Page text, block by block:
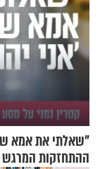
"שאלתי את אמא
ההתחזקות המרגש